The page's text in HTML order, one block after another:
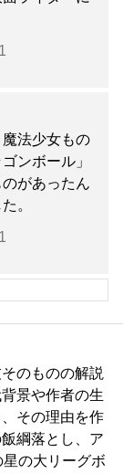
魔法少女もの
ンボール」
があったん
。
のものの解説
景や作者の生
その理由を作
綱落とし、ア
の大リーグボ